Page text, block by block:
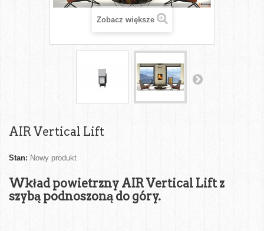
Zobacz większe
AIR Vertical Lift
Stan: Nowy produkt
Wkład powietrzny AIR Vertical Lift z
szybą podnoszoną do góry.